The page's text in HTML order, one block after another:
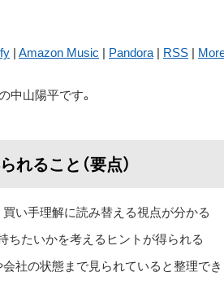
| Amazon Music | Pandora | RSS |
中山陽平です。
ること（要点）
い手理解に読み替える視点が分かる
ちたいかを考えるヒントが得られる
社の状態まで見られていると整理でき